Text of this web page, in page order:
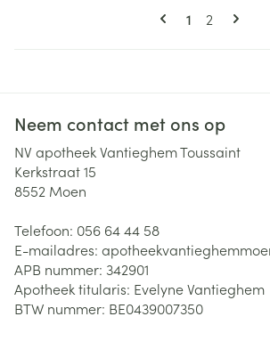
Pagina's
U lees
1 Pagina
2
Neem contact met ons op
NV apotheek Vantieghem Toussaint
Kerkstraat 15
8552 Moen
Telefoon: 056 64 44 58
E-mailadres:
APB nummer: 342901
Apotheek titularis: Evelyne Vantieghem
BTW nummer: BE0439007350